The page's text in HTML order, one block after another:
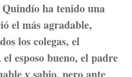
ha tenido una
el más agradable,
los colegas, el
esposo bueno, el padre